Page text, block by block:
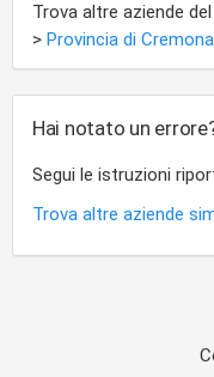
Trova altre aziende
> Provincia di Cremona
Hai notato un
Segui le istruzioni
Trova altre aziende